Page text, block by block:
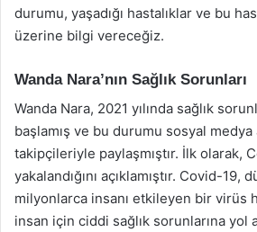
durumu, yaşadığı hastalıklar ve bu
üzerine bilgi vereceğiz.
Wanda Nara’nın Sağlık Sorunları
Wanda Nara, 2021 yılında sağlık
başlamış ve bu durumu sosyal medya
takipçileriyle paylaşmıştır. İlk olarak,
yakalandığını açıklamıştır. Covid-19,
milyonlarca insanı etkileyen bir virüs
insan için ciddi sağlık sorunlarına yol